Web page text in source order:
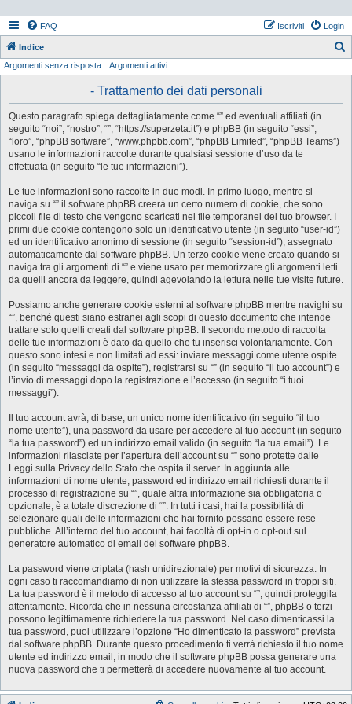
FAQ Login
Iscriviti
Indice
Argomenti senza risposta Argomenti attivi
- Trattamento dei dati personali
Questo paragrafo spiega dettagliatamente come “” ed eventuali affiliati (in
seguito “noi”, “nostro”, “”, “https://superzeta.it”) e phpBB (in seguito “essi”,
“loro”, “phpBB software”, “www.phpbb.com”, “phpBB Limited”, “phpBB Teams”)
usano le informazioni raccolte durante qualsiasi sessione d’uso da te
effettuata (in seguito “le tue informazioni”).
Le tue informazioni sono raccolte in due modi. In primo luogo, mentre si
naviga su “” il software phpBB creerà un certo numero di cookie, che sono
piccoli file di testo che vengono scaricati nei file temporanei del tuo browser. I
primi due cookie contengono solo un identificativo utente (in seguito “user-id”)
ed un identificativo anonimo di sessione (in seguito “session-id”), assegnato
automaticamente dal software phpBB. Un terzo cookie viene creato quando si
naviga tra gli argomenti di “” e viene usato per memorizzare gli argomenti letti
da quelli ancora da leggere, quindi agevolando la lettura nelle tue visite future.
Possiamo anche generare cookie esterni al software phpBB mentre navighi su
“”, benché questi siano estranei agli scopi di questo documento che intende
trattare solo quelli creati dal software phpBB. Il secondo metodo di raccolta
delle tue informazioni è dato da quello che tu inserisci volontariamente. Con
questo sono intesi e non limitati ad essi: inviare messaggi come utente ospite
(in seguito “messaggi da ospite”), registrarsi su “” (in seguito “il tuo account”) e
l’invio di messaggi dopo la registrazione e l’accesso (in seguito “i tuoi
messaggi”).
Il tuo account avrà, di base, un unico nome identificativo (in seguito “il tuo
nome utente”), una password da usare per accedere al tuo account (in seguito
“la tua password”) ed un indirizzo email valido (in seguito “la tua email”). Le
informazioni rilasciate per l’apertura dell’account su “” sono protette dalle
Leggi sulla Privacy dello Stato che ospita il server. In aggiunta alle
informazioni di nome utente, password ed indirizzo email richiesti durante il
processo di registrazione su “”, quale altra informazione sia obbligatoria o
opzionale, è a totale discrezione di “”. In tutti i casi, hai la possibilità di
selezionare quali delle informazioni che hai fornito possano essere rese
pubbliche. All’interno del tuo account, hai facoltà di opt-in o opt-out sul
generatore automatico di email del software phpBB.
La password viene criptata (hash unidirezionale) per motivi di sicurezza. In
ogni caso ti raccomandiamo di non utilizzare la stessa password in troppi siti.
La tua password è il metodo di accesso al tuo account su “”, quindi proteggila
attentamente. Ricorda che in nessuna circostanza affiliati di “”, phpBB o terzi
possono legittimamente richiedere la tua password. Nel caso dimenticassi la
tua password, puoi utilizzare l’opzione “Ho dimenticato la password” prevista
dal software phpBB. Durante questo procedimento ti verrà richiesto il tuo nome
utente ed indirizzo email, in modo che il software phpBB possa generare una
nuova password che ti permetterà di accedere nuovamente al tuo account.